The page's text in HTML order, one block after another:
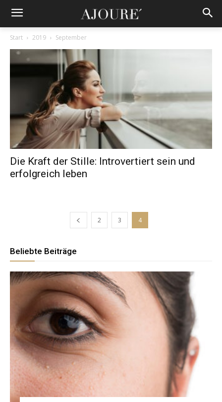
Start 2019 September
Die Kraft der Stille: Introvertiert sein und
erfolgreich leben
2 3 4
Beliebte Beiträge